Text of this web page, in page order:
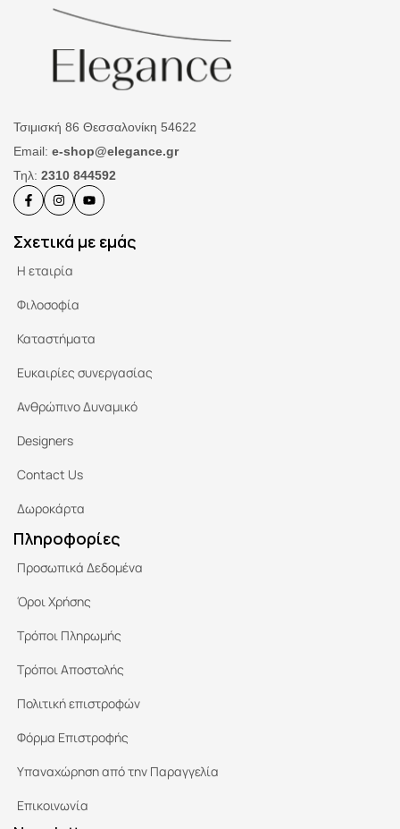
Τσιμισκή 86 Θεσσαλονίκη 54622
Email: e-shop@elegance.gr
Τηλ: 2310 844592
Σχετικά με εμάς
Η εταιρία
Φιλοσοφία
Καταστήματα
Ευκαιρίες συνεργασίας
Ανθρώπινο Δυναμικό
Designers
Contact Us
Δωροκάρτα
Πληροφορίες
Προσωπικά Δεδομένα
Όροι Χρήσης
Τρόποι Πληρωμής
Τρόποι Αποστολής
Πολιτική επιστροφών
Φόρμα Επιστροφής
Υπαναχώρηση από την Παραγγελία
Επικοινωνία